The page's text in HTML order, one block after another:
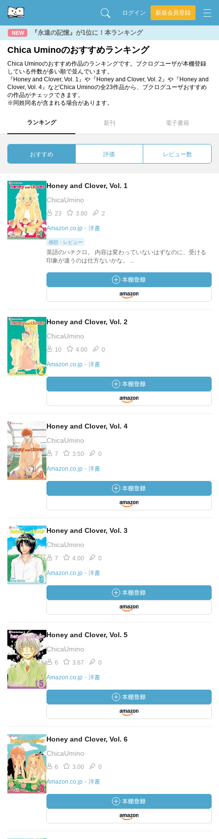
ログイン 新規会員登録
NEW 『永遠の記憶』が1位に！本ランキング
Chica Uminoのおすすめランキング
Chica Uminoのおすすめ作品のランキングです。ブクログユーザが本棚登録
している件数が多い順で並んでいます。
『Honey and Clover, Vol. 1』や『Honey and Clover, Vol. 2』や『Honey and
Clover, Vol. 4』などChica Uminoの全23作品から、ブクログユーザおすすめ
の作品がチェックできます。
※同姓同名が含まれる場合があります。
ランキング 新刊 電子書籍
おすすめ 評価 レビュー数
Honey and Clover, Vol. 1
ChicaUmino
23 3.80 2
Amazon.co.jp・洋書
感想・レビュー
英語のハチクロ。 内容は変わっていないはずなのに、受ける
印象が違うのは仕方ないかな。 ...
Honey and Clover, Vol. 2
ChicaUmino
10 4.00 0
Amazon.co.jp・洋書
Honey and Clover, Vol. 4
ChicaUmino
7 3.50 0
Amazon.co.jp・洋書
Honey and Clover, Vol. 3
ChicaUmino
7 4.00 0
Amazon.co.jp・洋書
Honey and Clover, Vol. 5
ChicaUmino
6 3.67 0
Amazon.co.jp・洋書
Honey and Clover, Vol. 6
ChicaUmino
6 3.00 0
Amazon.co.jp・洋書